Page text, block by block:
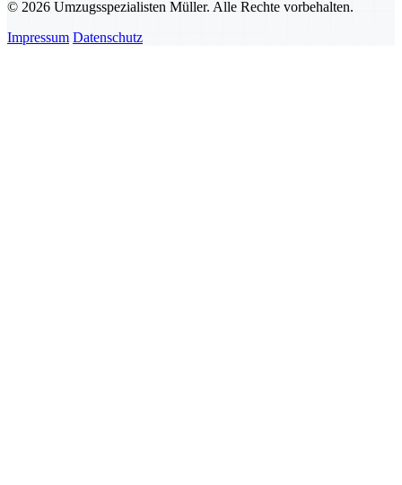
© 2026 Umzugsspezialisten Müller. Alle Rechte vorbehalten.
Impressum Datenschutz